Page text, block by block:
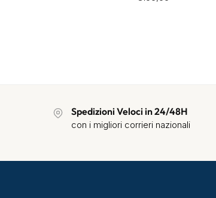
Spedizioni Veloci in 24/48H
con i migliori corrieri nazionali